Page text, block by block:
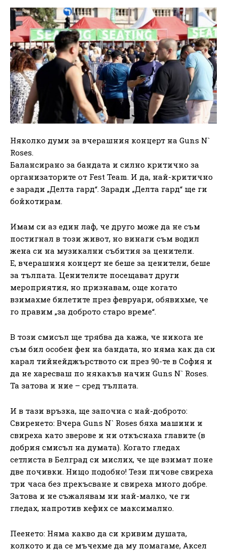
Няколко думи за вчерашния концерт на Guns N`
Roses.
Балансирано за бандата и силно критично за
организаторите от Fest Team. И да, най-критично
е заради „Делта гард“. Заради „Делта гард“ ще ги
бойкотирам.
Имам си аз един лаф, че друго може да не съм
постигнал в този живот, но винаги съм водил
жена си на музикални събития за ценители.
Е, вчерашния концерт не беше за ценители, беше
за тълпата. Ценителите посещават други
мероприятия, но признавам, още когато
взимахме билетите през февруари, обявихме, че
го правим „за доброто старо време“.
В този смисъл ще трябва да кажа, че никога не
съм бил особен фен на бандата, но няма как да си
карал тийнейджърството си през 90-те в София и
да не харесваш по някакъв начин Guns N` Roses.
Та затова и ние – сред тълпата.
И в тази връзка, ще започна с най-доброто:
Свиренето: Вчера Guns N` Roses бяха машини и
свиреха като зверове и ни откъснаха главите (в
добрия смисъл на думата). Когато гледах
сетлиста в Белград си мислих, че ще взимат поне
две почивки. Нищо подобно! Тези пичове свиреха
три часа без прекъсване и свиреха много добре.
Затова и не съжалявам ни най-малко, че ги
гледах, напротив кефих се максимално.
Пеенето: Няма какво да си кривим душата,
колкото и да се мъчехме да му помагаме, Аксел